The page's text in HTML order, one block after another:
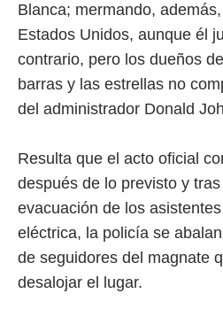
Blanca; mermando,
Estados Unidos, aunque él
contrario, pero los dueños
barras y las estrellas no
del administrador Donald
Resulta que el acto oficial
después de lo previsto y
evacuación de los
eléctrica, la policía se
de seguidores del magnate
desalojar el lugar.